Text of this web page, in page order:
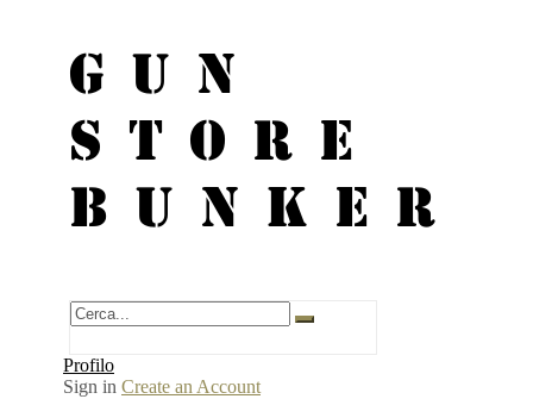
GUN
STORE
BUNKER
Profilo
Sign in Create an Account